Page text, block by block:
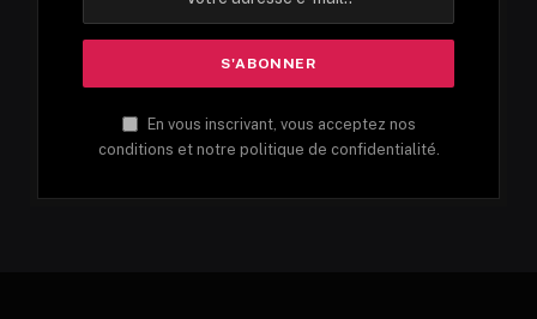
En vous inscrivant, vous acceptez nos
conditions et notre politique de confidentialité.